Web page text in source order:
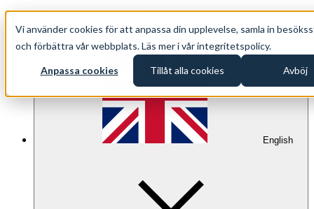
Vi använder cookies för att anpassa din upplevelse, samla in
och förbättra vår webbplats. Läs mer i vår integritetspolicy.
Anpassa cookies Tillåt alla cookies Avböj
info@oppethav.se EN
English